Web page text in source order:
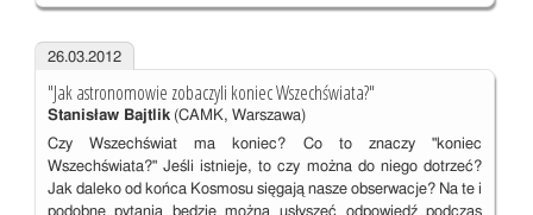
26.03.2012
"Jak astronomowie zobaczyli koniec Wszechświata?"
Stanisław Bajtlik(CAMK, Warszawa)
Czy Wszechświat ma koniec? Co to znaczy "koniec
Wszechświata?" Jeśli istnieje, to czy można do niego dotrzeć?
Jak daleko od końca Kosmosu sięgają nasze obserwacje? Na te i